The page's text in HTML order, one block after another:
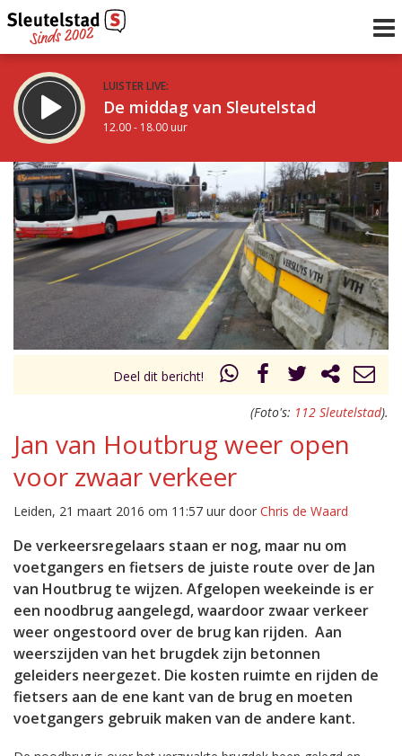
LUISTER LIVE:
De middag van Sleutelstad
12.00 - 18.00 uur
STRAKS:
De avond van Sleutelstad
18.00 - 21.00 uur
Vorig uur
uur 1 van 0 Volgend uur
Inklappen
Deel dit bericht!
(Foto's: 112 Sleutelstad).
Jan van Houtbrug weer open
voor zwaar verkeer
Leiden, 21 maart 2016 om 11:57 uur door Chris de Waard
De verkeersregelaars staan er nog, maar nu om
voetgangers en fietsers de juiste route over de Jan
van Houtbrug te wijzen. Afgelopen weekeinde is er
een noodbrug aangelegd, waardoor zwaar verkeer
weer ongestoord over de brug kan rijden. Aan
weerszijden van het brugdek zijn betonnen
geleiders neergezet. Die kosten ruimte en rijden de
fietsers aan de ene kant van de brug en moeten
voetgangers gebruik maken van de andere kant.